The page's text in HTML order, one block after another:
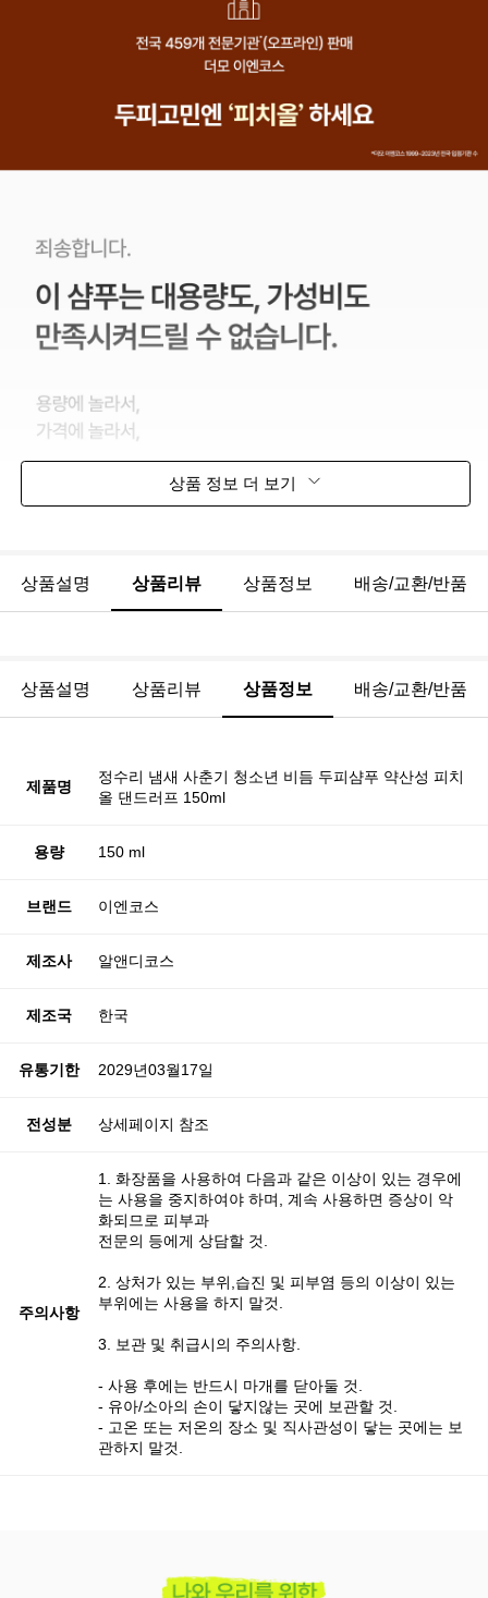
상품 정보 더 보기
상품설명 상품리뷰 상품정보 배송/교환/반품
상품설명 상품리뷰 상품정보 배송/교환/반품
제품명
정수리 냄새 사춘기 청소년 비듬 두피샴푸 약산성 피치
올 댄드러프 150ml
용량 150 ml
브랜드 이엔코스
제조사 알앤디코스
제조국 한국
유통기한 2029년03월17일
전성분 상세페이지 참조
주의사항
1. 화장품을 사용하여 다음과 같은 이상이 있는 경우에
는 사용을 중지하여야 하며, 계속 사용하면 증상이 악
화되므로 피부과
전문의 등에게 상담할 것.
2. 상처가 있는 부위,습진 및 피부염 등의 이상이 있는
부위에는 사용을 하지 말것.
3. 보관 및 취급시의 주의사항.
- 사용 후에는 반드시 마개를 닫아둘 것.
- 유아/소아의 손이 닿지않는 곳에 보관할 것.
- 고온 또는 저온의 장소 및 직사관성이 닿는 곳에는 보
관하지 말것.